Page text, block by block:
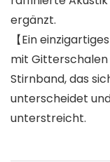
ergänzt.
【Ein
mit
Stirnband, das
unterscheidet
unterstreicht.